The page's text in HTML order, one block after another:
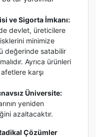
ve Sigorta İmkanı:
devlet, üreticilere
minimize
değerinde satabilir
Ayrıca ürünleri
karşı
Üniversite:
yeniden
azaltacaktır.
Çözümler